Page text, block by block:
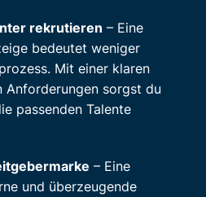
rekrutieren – Eine
bedeutet weniger
Mit einer klaren
Anforderungen sorgst du
passenden Talente
– Eine
und überzeugende